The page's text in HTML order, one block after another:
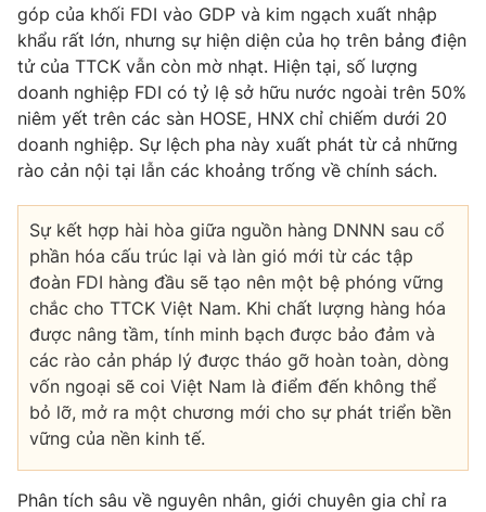
góp của khối FDI vào GDP và kim ngạch xuất nhập
khẩu rất lớn, nhưng sự hiện diện của họ trên bảng điện
tử của TTCK vẫn còn mờ nhạt. Hiện tại, số lượng
doanh nghiệp FDI có tỷ lệ sở hữu nước ngoài trên 50%
niêm yết trên các sàn HOSE, HNX chỉ chiếm dưới 20
doanh nghiệp. Sự lệch pha này xuất phát từ cả những
rào cản nội tại lẫn các khoảng trống về chính sách.
Sự kết hợp hài hòa giữa nguồn hàng DNNN sau cổ
phần hóa cấu trúc lại và làn gió mới từ các tập
đoàn FDI hàng đầu sẽ tạo nên một bệ phóng vững
chắc cho TTCK Việt Nam. Khi chất lượng hàng hóa
được nâng tầm, tính minh bạch được bảo đảm và
các rào cản pháp lý được tháo gỡ hoàn toàn, dòng
vốn ngoại sẽ coi Việt Nam là điểm đến không thể
bỏ lỡ, mở ra một chương mới cho sự phát triển bền
vững của nền kinh tế.
Phân tích sâu về nguyên nhân, giới chuyên gia chỉ ra